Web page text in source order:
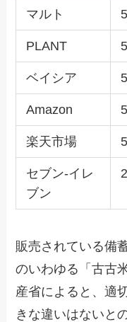
マルト
PLANT
ベイシア
Amazon
楽天市場
セブン-イレ
ブン
販売されている備
のいわゆる「古古
産省によると、適
きな違いはないと